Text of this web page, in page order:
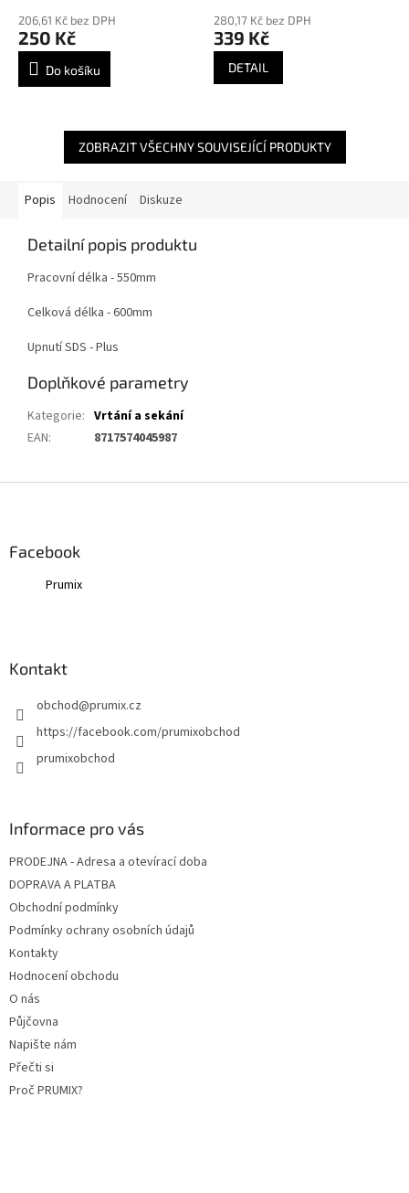
206,61 Kč bez DPH
250 Kč
Do košíku
280,17 Kč bez DPH
339 Kč
DETAIL
ZOBRAZIT VŠECHNY SOUVISEJÍCÍ PRODUKTY
Popis Hodnocení Diskuze
Detailní popis produktu
Pracovní délka - 550mm
Celková délka - 600mm
Upnutí SDS - Plus
Doplňkové parametry
Kategorie: Vrtání a sekání
EAN: 8717574045987
Facebook
Prumix
Kontakt
obchod@prumix.cz
https://facebook.com/prumixobchod
prumixobchod
Informace pro vás
PRODEJNA - Adresa a otevírací doba
DOPRAVA A PLATBA
Obchodní podmínky
Podmínky ochrany osobních údajů
Kontakty
Hodnocení obchodu
O nás
Půjčovna
Napište nám
Přečti si
Proč PRUMIX?